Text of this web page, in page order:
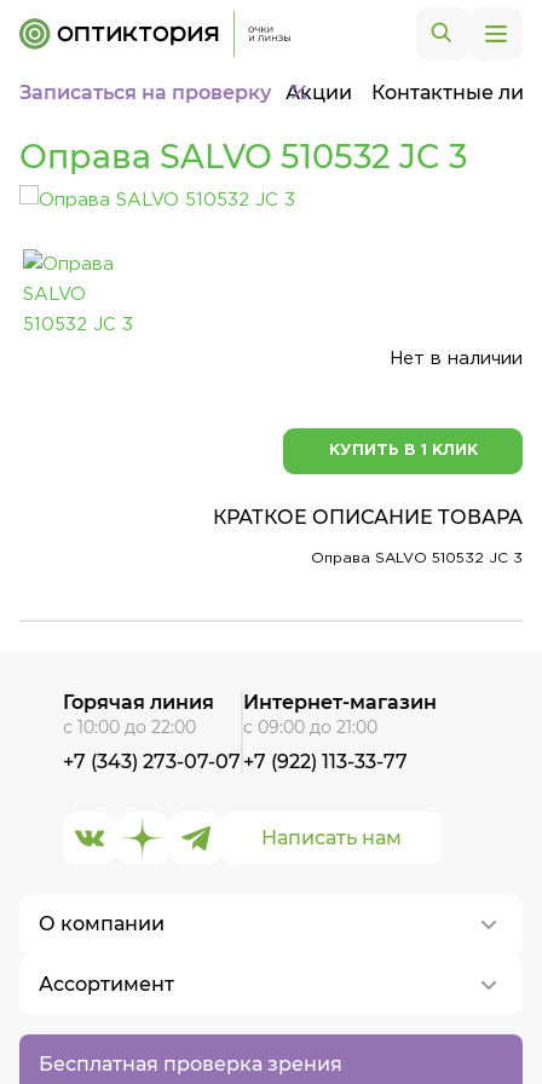
Записаться на проверку Акции Контактные
Оправа SALVO 510532 JC 3
Нет в наличии
КУПИТЬ В 1 КЛИК
КРАТКОЕ ОПИСАНИЕ ТОВАРА
Оправа SALVO 510532 JC 3
Бесплатная проверка зрения
О компании
О нас
Контакты
Вакансии
Ассортимент
Написать нам
Горячая линия
с 10:00 до 22:00
+7 (343) 273-07-07
Интернет-магазин
с 09:00 до 21:00
+7 (922) 113-33-77